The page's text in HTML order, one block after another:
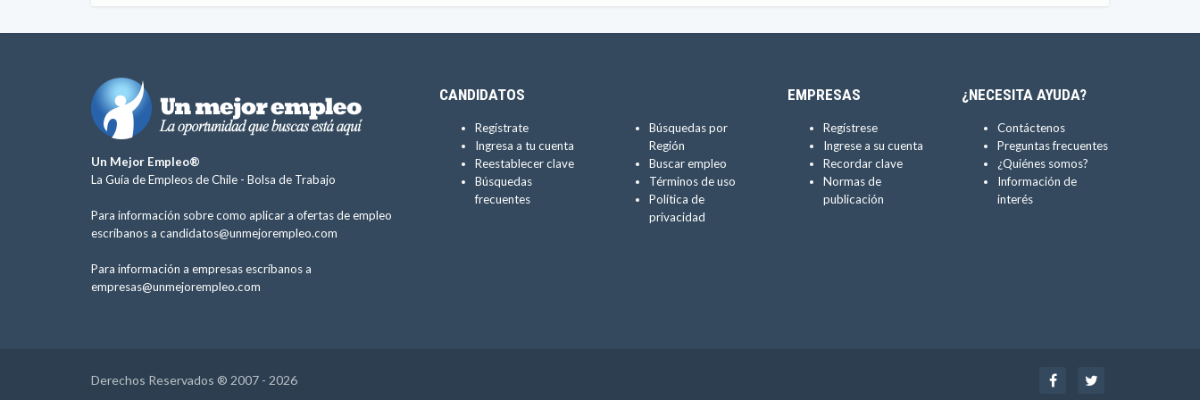
Un Mejor Empleo®
La Guía de Empleos de Chile - Bolsa de Trabajo
Para información sobre como aplicar a ofertas de empleo
escríbanos a candidatos@unmejorempleo.com
Para información a empresas escríbanos a
empresas@unmejorempleo.com
CANDIDATOS
Regístrate
Ingresa a tu cuenta
Reestablecer clave
Búsquedas
frecuentes
Búsquedas por
Región
Buscar empleo
Términos de uso
Política de
privacidad
EMPRESAS
Regístrese
Ingrese a su cuenta
Recordar clave
Normas de
publicación
¿NECESITA AYUDA?
Contáctenos
Preguntas frecuentes
¿Quiénes somos?
Información de
interés
Derechos Reservados ® 2007 - 2026 FacebookTwitter